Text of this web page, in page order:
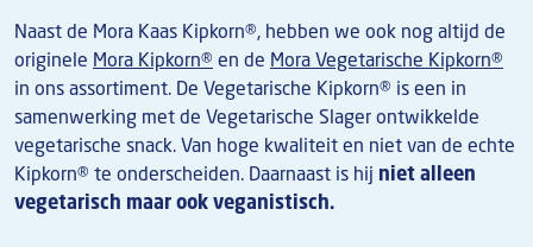
Naast de Mora Kaas Kipkorn®, hebben we ook nog altijd de
originele Mora Kipkorn® en de Mora Vegetarische Kipkorn®
in ons assortiment. De Vegetarische Kipkorn® is een in
samenwerking met de Vegetarische Slager ontwikkelde
vegetarische snack. Van hoge kwaliteit en niet van de echte
Kipkorn® te onderscheiden. Daarnaast is hij niet alleen
vegetarisch maar ook veganistisch.